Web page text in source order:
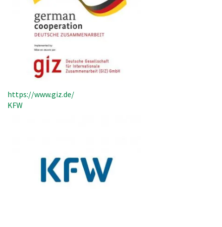
https://www.giz.de/
KFW